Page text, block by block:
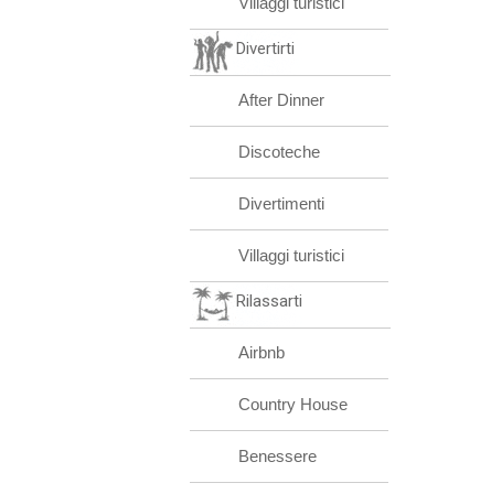
Divertirti
After Dinner
Discoteche
Divertimenti
Villaggi turistici
Rilassarti
Airbnb
Country House
Benessere